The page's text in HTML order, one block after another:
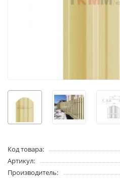
Код товара:
Артикул:
Производитель: